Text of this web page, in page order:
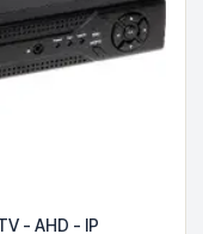
- AHD - IP